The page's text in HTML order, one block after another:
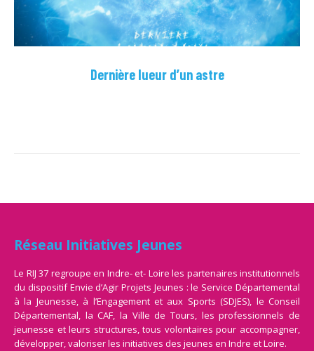
Dernière lueur d’un astre
Réseau Initiatives Jeunes
Le RIJ 37 regroupe en Indre- et- Loire les partenaires institutionnels
du dispositif Envie d’Agir Projets Jeunes : le Service Départemental
à la Jeunesse, à l’Engagement et aux Sports (SDJES), le Conseil
Départemental, la CAF, la Ville de Tours, les professionnels de
jeunesse et leurs structures, tous volontaires pour accompagner,
développer, valoriser les initiatives des jeunes en Indre et Loire.